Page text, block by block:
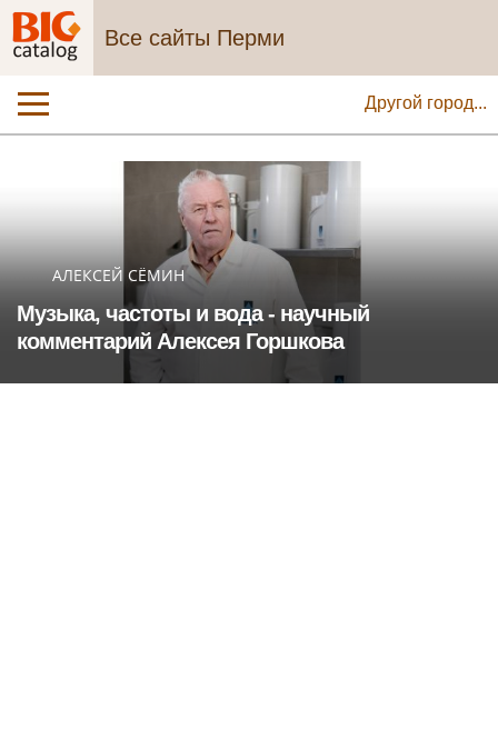
Все сайты Перми
Другой город...
АЛЕКСЕЙ СЁМИН
Музыка, частоты и вода - научный
комментарий Алексея Горшкова